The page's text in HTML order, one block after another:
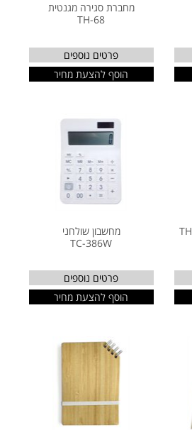
מחברת סגירה מגנטית
TH-68
פרטים נוספים
הוסף להצעת מחיר
מחשבון שולחני
TC-386W
פרטים נוספים
הוסף להצעת מחיר